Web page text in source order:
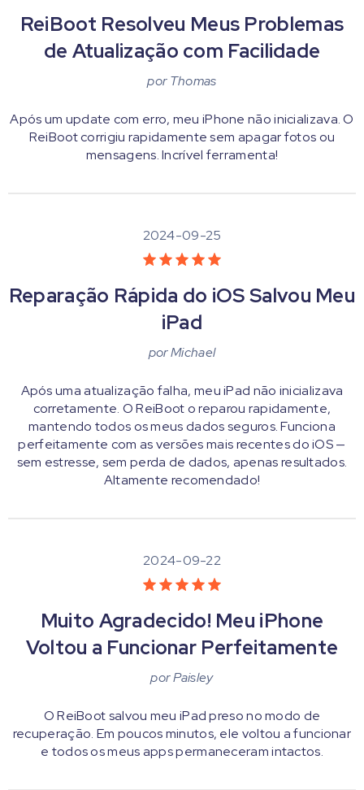
ReiBoot Resolveu Meus Problemas
de Atualização com Facilidade
porThomas
Após um update com erro, meu iPhone não inicializava. O
ReiBoot corrigiu rapidamente sem apagar fotos ou
mensagens. Incrível ferramenta!
2024-09-25
Reparação Rápida do iOS Salvou Meu
iPad
porMichael
Após uma atualização falha, meu iPad não inicializava
corretamente. O ReiBoot o reparou rapidamente,
mantendo todos os meus dados seguros. Funciona
perfeitamente com as versões mais recentes do iOS —
sem estresse, sem perda de dados, apenas resultados.
Altamente recomendado!
2024-09-22
Muito Agradecido! Meu iPhone
Voltou a Funcionar Perfeitamente
porPaisley
O ReiBoot salvou meu iPad preso no modo de
recuperação. Em poucos minutos, ele voltou a funcionar
e todos os meus apps permaneceram intactos.